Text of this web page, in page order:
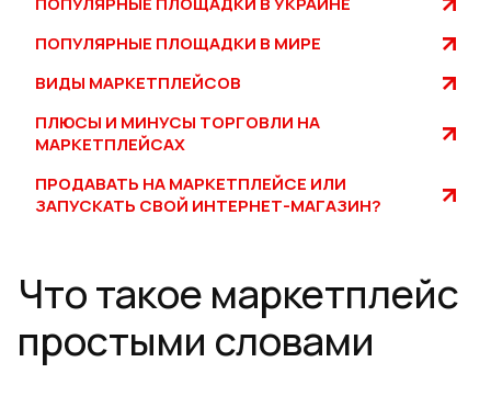
ПОПУЛЯРНЫЕ ПЛОЩАДКИ В МИРЕ
ВИДЫ МАРКЕТПЛЕЙСОВ
ПЛЮСЫ И МИНУСЫ ТОРГОВЛИ НА
МАРКЕТПЛЕЙСАХ
ПРОДАВАТЬ НА МАРКЕТПЛЕЙСЕ ИЛИ
ЗАПУСКАТЬ СВОЙ ИНТЕРНЕТ-МАГАЗИН?
Что такое маркетплейс
простыми словами